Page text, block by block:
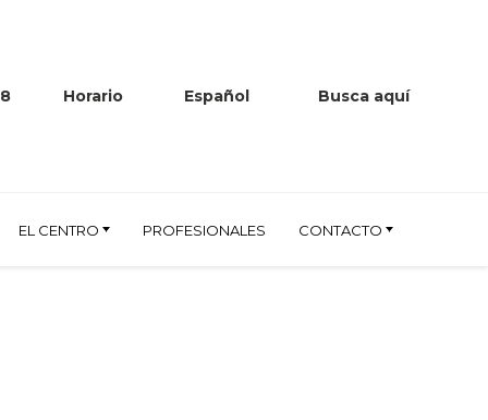
Horario Español Busca aquí
EL CENTRO PROFESIONALES CONTACTO